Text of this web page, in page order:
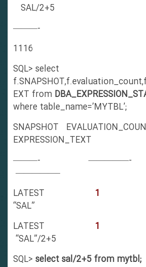
SAL/2+5
———-
1116
SQL> select
EXT from
where table_name=’MYTBL’;
SNAPSHOT
EXPRESSION_TEXT
———-
—————–
LATEST
“SAL”
LATEST
“SAL”/2+5
SQL>select sal/2+5 from